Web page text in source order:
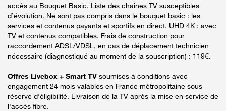
accès au Bouquet Basic. Liste des chaînes TV susceptibles
d’évolution. Ne sont pas compris dans le bouquet basic : les
services et contenus payants et sportifs en direct. UHD 4K : avec
TV et contenus compatibles. Frais de construction pour
raccordement ADSL/VDSL, en cas de déplacement technicien
nécessaire (diagnostiqué au moment de la souscription) : 119€.
Offres Livebox + Smart TV soumises à conditions avec
engagement 24 mois valables en France métropolitaine sous
réserve d’éligibilité. Livraison de la TV après la mise en service de
l'accès fibre.